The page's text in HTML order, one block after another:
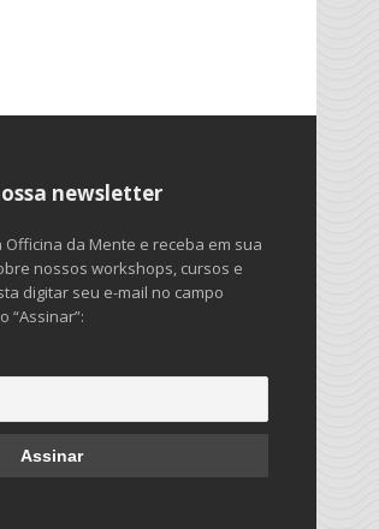
newsletter
da Mente e receba em sua
nossos workshops, cursos e
digitar seu e-mail no campo
“Assinar”: